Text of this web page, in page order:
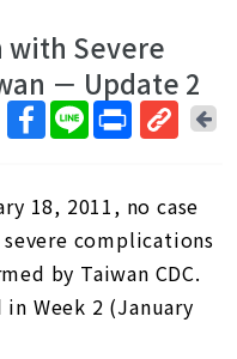
Severe
－ Update 2
短
網
址
回
18, 2011, no case
complications
by Taiwan CDC.
Week 2 (January